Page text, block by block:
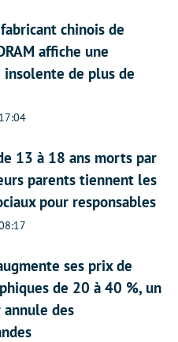
chinois de
affiche une
insolente de plus de
13 à 18 ans morts par
parents tiennent les
pour responsables
ses prix de
de 20 à 40 %, un
des